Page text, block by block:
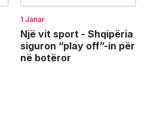
1 Janar
Një vit sport - Shqipëria
siguron “play off”-in për
në botëror